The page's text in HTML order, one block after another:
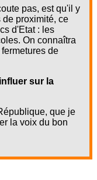
pas, est qu'il y
proximité, ce
d'Etat : les
On connaîtra
de
sur la
que je
la voix du bon